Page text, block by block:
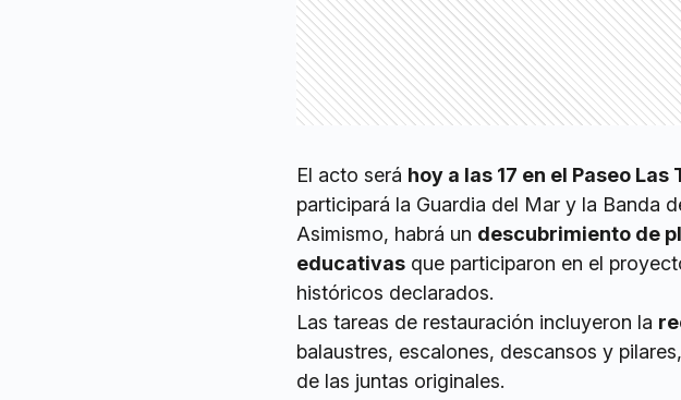
El acto será hoy a las 17 en el Paseo Las
participará la Guardia del Mar y la Banda
Asimismo, habrá un descubrimiento de
educativas que participaron en el
históricos declarados.
Las tareas de restauración incluyeron la
balaustres, escalones, descansos y
de las juntas originales.